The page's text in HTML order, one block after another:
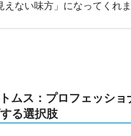
えない味方」になってくれま
ムス：プロフェッショ
る選択肢